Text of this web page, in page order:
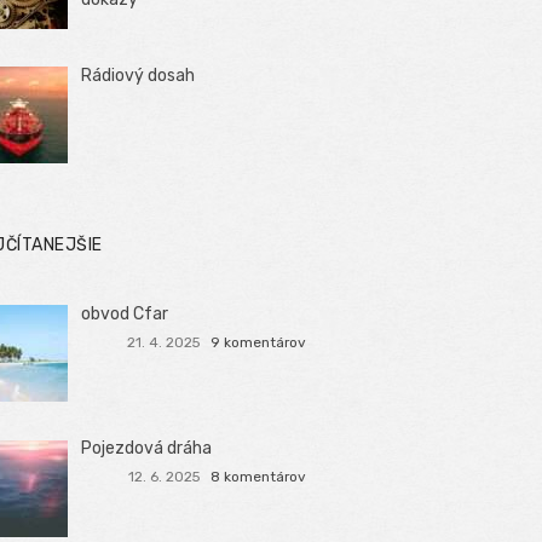
Rádiový dosah
obvod Cfar
21. 4. 2025 9 komentárov
Pojezdová dráha
12. 6. 2025 8 komentárov